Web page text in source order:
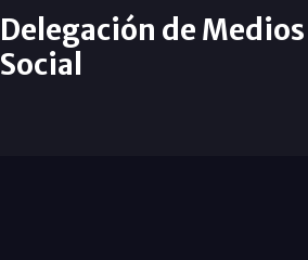
Delegación de
Social